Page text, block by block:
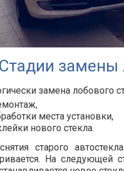
Стадии замены
замена лобового
места установки,
нового стекла.
старого
На следующей